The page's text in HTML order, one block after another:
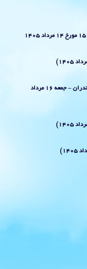
پیش بینی 7 روزه وضع هوای استان مازندران – جمعه 16 مرداد